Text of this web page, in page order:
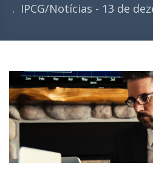
IPCG/Notícias - 13 de